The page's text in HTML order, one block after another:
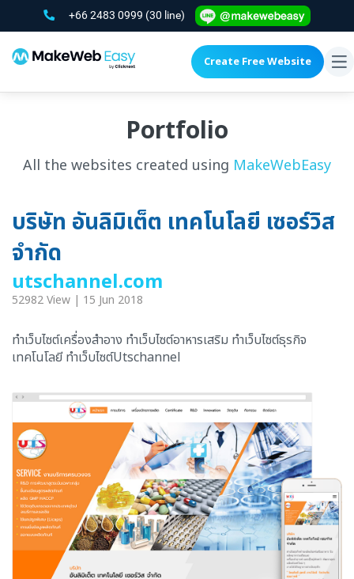
+66 2483 0999 (30 line)
Create Free Website
Portfolio
All the websites created using MakeWebEasy
บริษัท อันลิมิเต็ต เทคโนโลยี เซอร์วิส
จำกัด
utschannel.com
52982 View | 15 Jun 2018
ทำเว็บไซต์เครื่องสำอาง ทำเว็บไซต์อาหารเสริม ทำเว็บไซต์ธุรกิจ
เทคโนโลยี ทำเว็บไซต์Utschannel